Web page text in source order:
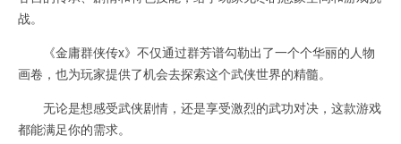
战。
《金庸群侠传x》不仅通过群芳谱勾勒出了一个个华丽的人物
画卷，也为玩家提供了机会去探索这个武侠世界的精髓。
无论是想感受武侠剧情，还是享受激烈的武功对决，这款游戏
都能满足你的需求。